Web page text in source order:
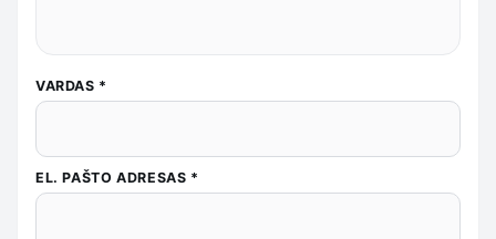
VARDAS *
EL. PAŠTO ADRESAS *